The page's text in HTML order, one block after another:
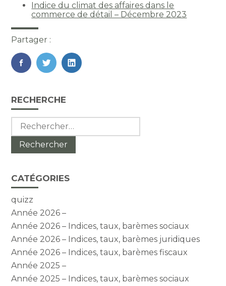
Indice du climat des affaires dans le
commerce de détail – Décembre 2023
Partager :
FaceBook
TwitterLinkedIn
Blog
sidebar
RECHERCHE
Rechercher :
CATÉGORIES
quizz
Année 2026 –
Année 2026 – Indices, taux, barèmes sociaux
Année 2026 – Indices, taux, barèmes juridiques
Année 2026 – Indices, taux, barèmes fiscaux
Année 2025 –
Année 2025 – Indices, taux, barèmes sociaux